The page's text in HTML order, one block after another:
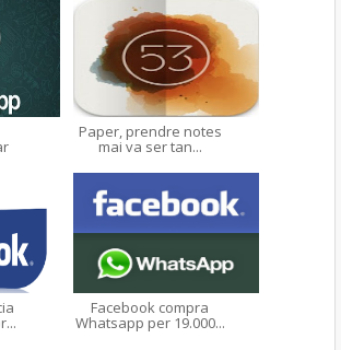
Paper, prendre notes
mai va ser tan...
Facebook compra
Whatsapp per 19.000...